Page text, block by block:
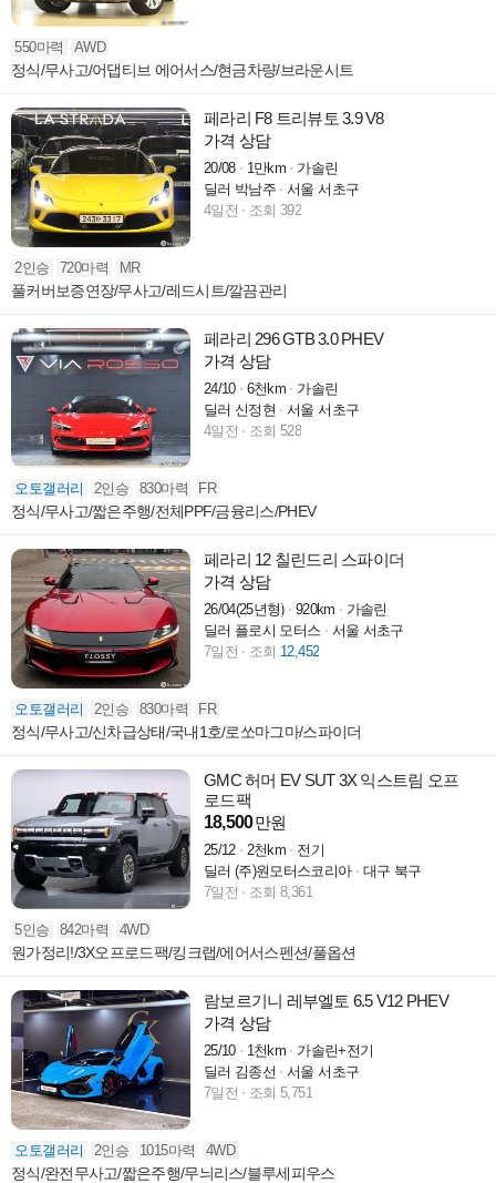
550마력 AWD
정식/무사고/어댑티브 에어서스/현금차량/브라운시트
페라리 F8 트리뷰토 3.9 V8
가격 상담
20/08 1만km
가솔린
딜러 박남주
서울 서초구
4일전
조회 392
2인승 720마력 MR
풀커버보증연장/무사고/레드시트/깔끔관리
페라리 296 GTB 3.0 PHEV
가격 상담
24/10 6천km
가솔린
딜러 신정현
서울 서초구
4일전
조회 528
오토갤러리 2인승 830마력 FR
정식/무사고/짧은주행/전체PPF/금융리스/PHEV
페라리 12 칠린드리 스파이더
가격 상담
26/04(25년형) 920km
가솔린
딜러 플로시 모터스
서울 서초구
7일전
조회 12,452
오토갤러리 2인승 830마력 FR
정식/무사고/신차급상태/국내1호/로쏘마그마/스파이더
GMC 허머 EV SUT 3X 익스트림 오프
로드팩
18,500만원
25/12 2천km
전기
딜러 (주)원모터스코리아
대구 북구
7일전
조회 8,361
5인승 842마력 4WD
원가정리!/3X오프로드팩/킹크랩/에어서스펜션/풀옵션
람보르기니 레부엘토 6.5 V12 PHEV
가격 상담
25/10 1천km
가솔린+전기
딜러 김종선
서울 서초구
7일전
조회 5,751
오토갤러리 2인승 1015마력 4WD
정식/완전무사고/짧은주행/무늬리스/블루세피우스